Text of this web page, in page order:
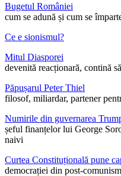
Bugetul României
cum se adună și cum se
Ce e sionismul?
Mitul Diasporei
devenită reacționară, contină
Păpușarul Peter Thiel
filosof, miliardar, partener
Numirile din guvernarea
șeful finanțelor lui George
naivi
Curtea Constituțională pune
democrației din post-comunism